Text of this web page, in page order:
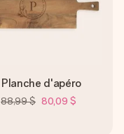
Planche d'apéro
88,99 $ 80,09 $